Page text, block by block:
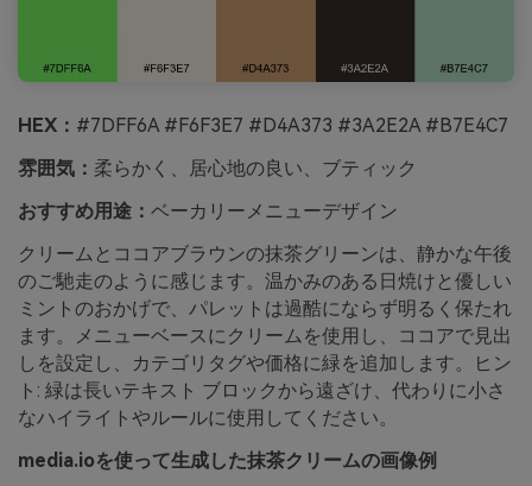
HEX： #7DFF6A #F6F3E7 #D4A373 #3A2E2A #B7E4C7
雰囲気： 柔らかく、居心地の良い、ブティック
おすすめ用途： ベーカリーメニューデザイン
クリームとココアブラウンの抹茶グリーンは、静かな午後
のご馳走のように感じます。温かみのある日焼けと優しい
ミントのおかげで、パレットは過酷にならず明るく保たれ
ます。メニューベースにクリームを使用し、ココアで見出
しを設定し、カテゴリタグや価格に緑を追加します。ヒン
ト: 緑は長いテキスト ブロックから遠ざけ、代わりに小さ
なハイライトやルールに使用してください。
media.ioを使って生成した抹茶クリームの画像例